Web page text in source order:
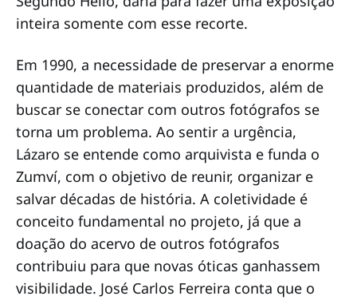
inteira somente com esse recorte.
Em 1990, a necessidade de preservar a enorme
quantidade de materiais produzidos, além de
buscar se conectar com outros fotógrafos se
torna um problema. Ao sentir a urgência,
Lázaro se entende como arquivista e funda o
Zumví, com o objetivo de reunir, organizar e
salvar décadas de história. A coletividade é
conceito fundamental no projeto, já que a
doação do acervo de outros fotógrafos
contribuiu para que novas óticas ganhassem
visibilidade. José Carlos Ferreira conta que o